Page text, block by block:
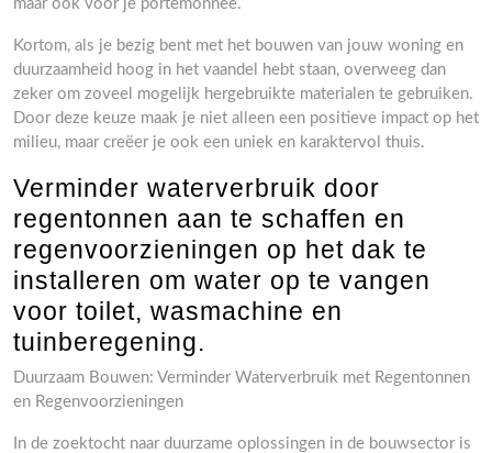
maar ook voor je portemonnee.
Kortom, als je bezig bent met het bouwen van jouw woning en
duurzaamheid hoog in het vaandel hebt staan, overweeg dan
zeker om zoveel mogelijk hergebruikte materialen te gebruiken.
Door deze keuze maak je niet alleen een positieve impact op het
milieu, maar creëer je ook een uniek en karaktervol thuis.
Verminder waterverbruik door
regentonnen aan te schaffen en
regenvoorzieningen op het dak te
installeren om water op te vangen
voor toilet, wasmachine en
tuinberegening.
Duurzaam Bouwen: Verminder Waterverbruik met Regentonnen
en Regenvoorzieningen
In de zoektocht naar duurzame oplossingen in de bouwsector is